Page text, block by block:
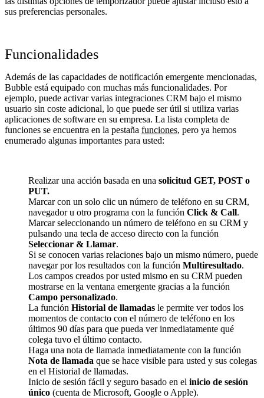
sus preferencias personales.
Funcionalidades
Además de las capacidades de notificación emergente mencionadas,
Bubble está equipado con muchas más funcionalidades. Por
ejemplo, puede activar varias integraciones CRM bajo el mismo
usuario sin coste adicional, lo que puede ser útil si utiliza varias
aplicaciones de software en su empresa. La lista completa de
funciones se encuentra en la pestaña funciones, pero ya hemos
enumerado algunas importantes para usted:
Realizar una acción basada en una solicitud GET, POST o
PUT.
Marcar con un solo clic un número de teléfono en su CRM,
navegador u otro programa con la función Click & Call.
Marcar seleccionando un número de teléfono en su CRM y
pulsando una tecla de acceso directo con la función
Seleccionar & Llamar.
Si se conocen varias relaciones bajo un mismo número, puede
navegar por los resultados con la función Multiresultado.
Los campos creados por usted mismo en su CRM pueden
mostrarse en la ventana emergente gracias a la función
Campo personalizado.
La función Historial de llamadas le permite ver todos los
momentos de contacto con el número de teléfono en los
últimos 90 días para que pueda ver inmediatamente qué
colega tuvo el último contacto.
Haga una nota de llamada inmediatamente con la función
Nota de llamada que se hace visible para usted y sus colegas
en el Historial de llamadas.
Inicio de sesión fácil y seguro basado en el inicio de sesión
único (cuenta de Microsoft, Google o Apple).